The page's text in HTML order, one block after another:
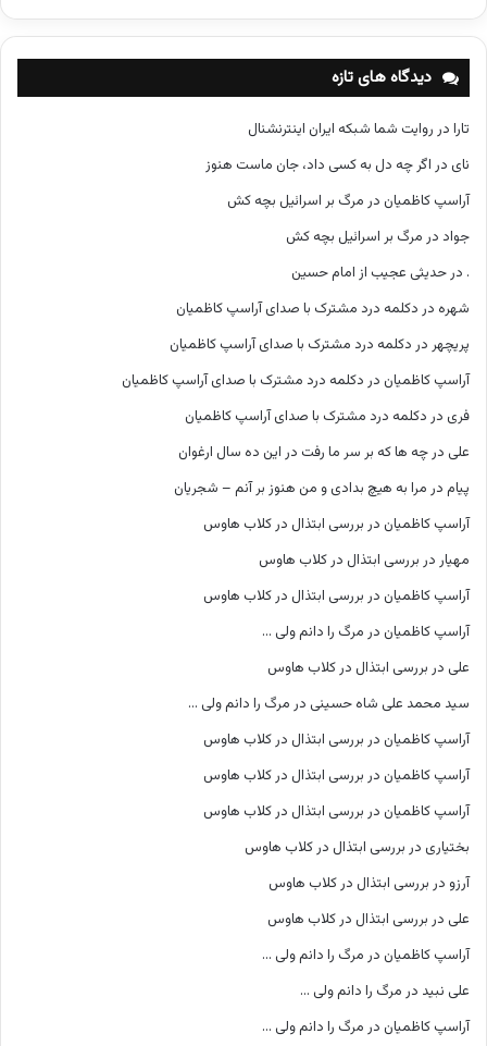
ت
ه‌
ه
دیدگاه های تازه
تارا در روایت شما شبکه ایران اینترنشنال
نای در اگر چه دل به کسی داد، جان ماست هنوز
آراسپ کاظمیان در مرگ بر اسرائیل بچه کش
جواد در مرگ بر اسرائیل بچه کش
. در حدیثی عجیب از امام حسین
شهره در دکلمه درد مشترک با صدای آراسپ کاظمیان
پریچهر در دکلمه درد مشترک با صدای آراسپ کاظمیان
آراسپ کاظمیان در دکلمه درد مشترک با صدای آراسپ کاظمیان
فری در دکلمه درد مشترک با صدای آراسپ کاظمیان
علی در چه ها که بر سر ما رفت در این ده سال ارغوان
پیام در مرا به هیچ بدادی و من هنوز بر آنم – شجریان
آراسپ کاظمیان در بررسی ابتذال در کلاب هاوس
مهیار در بررسی ابتذال در کلاب هاوس
آراسپ کاظمیان در بررسی ابتذال در کلاب هاوس
آراسپ کاظمیان در مرگ را دانم ولی …
علی در بررسی ابتذال در کلاب هاوس
سید محمد علی شاه حسینی در مرگ را دانم ولی …
آراسپ کاظمیان در بررسی ابتذال در کلاب هاوس
آراسپ کاظمیان در بررسی ابتذال در کلاب هاوس
آراسپ کاظمیان در بررسی ابتذال در کلاب هاوس
بختیاری در بررسی ابتذال در کلاب هاوس
آرزو در بررسی ابتذال در کلاب هاوس
علی در بررسی ابتذال در کلاب هاوس
آراسپ کاظمیان در مرگ را دانم ولی …
علی نبید در مرگ را دانم ولی …
آراسپ کاظمیان در مرگ را دانم ولی …